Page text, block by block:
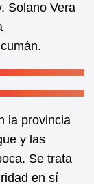
Solano Vera
la provincia
y las
Se trata
en sí